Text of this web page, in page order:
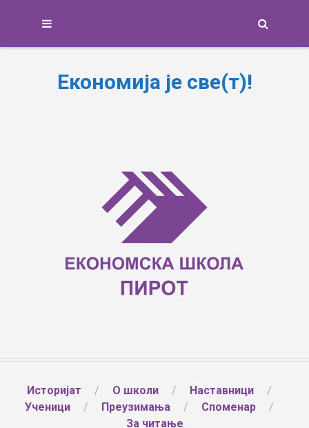
Економија је све(т)!
Историјат О школи
Наставници
Ученици
Преузимања
Споменар
За читање